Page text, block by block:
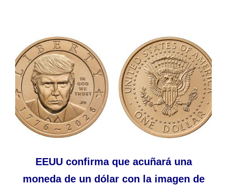
EEUU confirma que acuñará una
moneda de un dólar con la imagen de